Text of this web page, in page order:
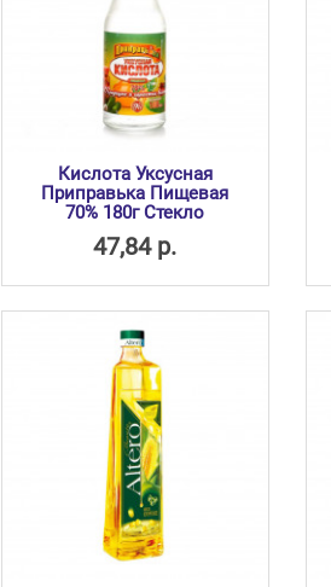
Кислота Уксусная
Приправька Пищевая
70% 180г Стекло
47,84 р.